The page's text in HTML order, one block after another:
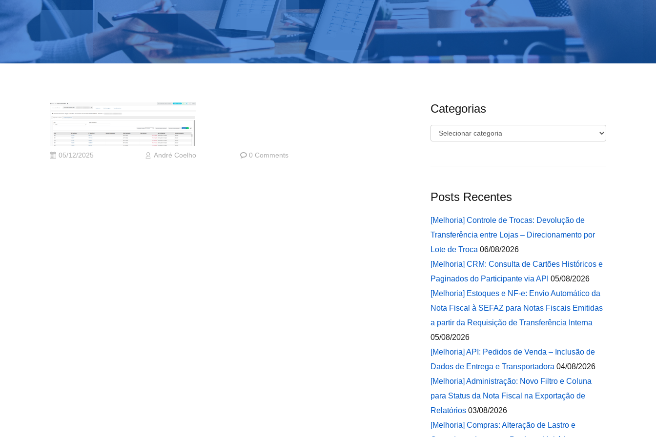
05/12/2025 André Coelho 0 Comments
Categorias
Categorias
Posts Recentes
[Melhoria] Controle de Trocas: Devolução de
Transferência entre Lojas – Direcionamento por
Lote de Troca 06/08/2026
[Melhoria] CRM: Consulta de Cartões Históricos e
Paginados do Participante via API 05/08/2026
[Melhoria] Estoques e NF-e: Envio Automático da
Nota Fiscal à SEFAZ para Notas Fiscais Emitidas
a partir da Requisição de Transferência Interna
05/08/2026
[Melhoria] API: Pedidos de Venda – Inclusão de
Dados de Entrega e Transportadora 04/08/2026
[Melhoria] Administração: Novo Filtro e Coluna
para Status da Nota Fiscal na Exportação de
Relatórios 03/08/2026
[Melhoria] Compras: Alteração de Lastro e